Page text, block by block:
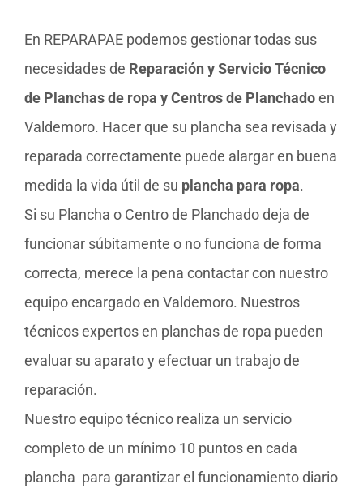
En REPARAPAE podemos gestionar todas sus
necesidades de Reparación y Servicio Técnico
de Planchas de ropa y Centros de Planchadoen
Valdemoro. Hacer que su plancha sea revisada y
reparada correctamente puede alargar en buena
medida la vida útil de su plancha para ropa.
Si su Plancha o Centro de Planchado deja de
funcionar súbitamente o no funciona de forma
correcta, merece la pena contactar con nuestro
equipo encargado en Valdemoro. Nuestros
técnicos expertos en planchas de ropa pueden
evaluar su aparato y efectuar un trabajo de
reparación.
Nuestro equipo técnico realiza un servicio
completo de un mínimo 10 puntos en cada
plancha para garantizar el funcionamiento diario